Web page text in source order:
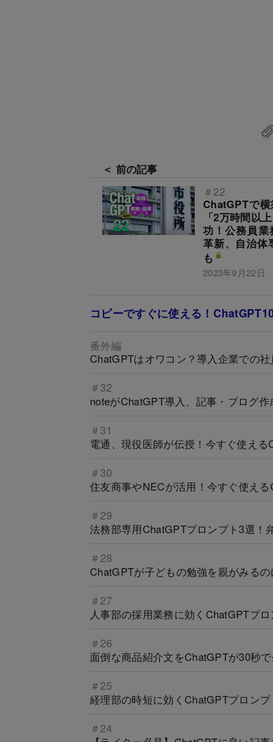
＜ 前の記事
＃22
ChatGPTで
「2万時間以
功！公務員
革新、自治体
も
2023年9月22日
コピーですぐに使える！
番外編
ChatGPTはオワコン？導入企業での
＃32
noteがChatGPT導入、記事・ブログ
＃31
電通、現役医師が伝授！今すぐ使え
＃30
住友商事やNECが活用！今すぐ使え
＃29
法務部専用ChatGPTプロンプト3選！
＃28
ChatGPTが子どもの勉強を親がみる
＃27
人事部の採用業務に効くChatGPTプ
＃26
面倒な商品紹介文をChatGPTが30秒
＃25
経理部の時短に効くChatGPTプロン
＃24